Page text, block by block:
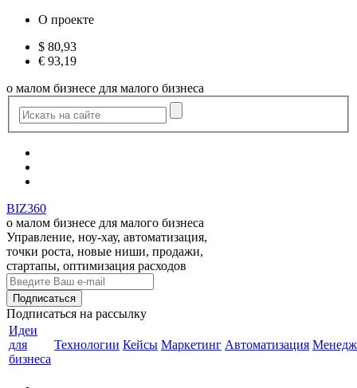
О проекте
$ 80,93
€ 93,19
о малом бизнесе для малого бизнеса
BIZ360
о малом бизнесе для малого бизнеса
Управление, ноу-хау, автоматизация,
точки роста, новые ниши, продажи,
стартапы, оптимизация расходов
Подписаться на рассылку
Идеи
для
бизнеса
Технологии Кейсы Маркетинг Автоматизация